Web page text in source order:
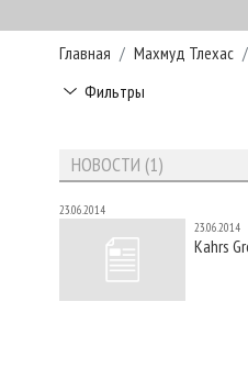
Главная Махмуд Тлехас
Фильтры
НОВОСТИ (1)
23.06.2014
23.06.2014
Kahrs